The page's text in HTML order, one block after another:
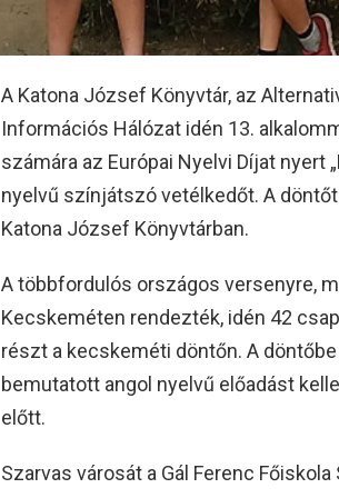
A Katona József Könyvtár, az
Információs Hálózat idén 13.
számára az Európai Nyelvi Díjat nyert
nyelvű színjátszó vetélkedőt. A
Katona József Könyvtárban.
A többfordulós országos versenyre,
Kecskeméten rendezték, idén 42
részt a kecskeméti döntőn. A
bemutatott angol nyelvű előadást
előtt.
Szarvas városát a Gál Ferenc